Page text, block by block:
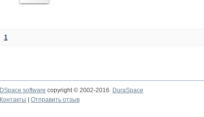
1
DSpace software copyright © 2002-2016 DuraSpace
Контакты
Отправить отзыв